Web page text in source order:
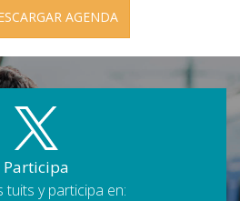
AGENDA
Participa
tuits y participa en: